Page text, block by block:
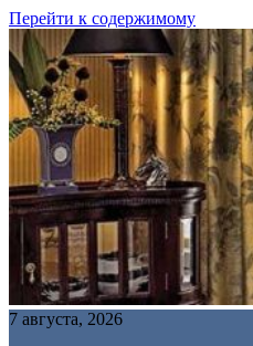
Перейти к содержимому
7 августа, 2026